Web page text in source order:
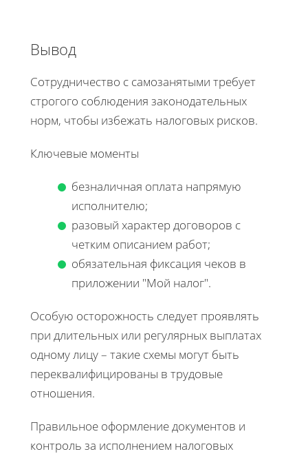
Вывод
Сотрудничество с самозанятыми требует
строгого соблюдения законодательных
норм, чтобы избежать налоговых рисков.
Ключевые моменты
безналичная оплата напрямую
исполнителю;
разовый характер договоров с
четким описанием работ;
обязательная фиксация чеков в
приложении "Мой налог".
Особую осторожность следует проявлять
при длительных или регулярных выплатах
одному лицу – такие схемы могут быть
переквалифицированы в трудовые
отношения.
Правильное оформление документов и
контроль за исполнением налоговых